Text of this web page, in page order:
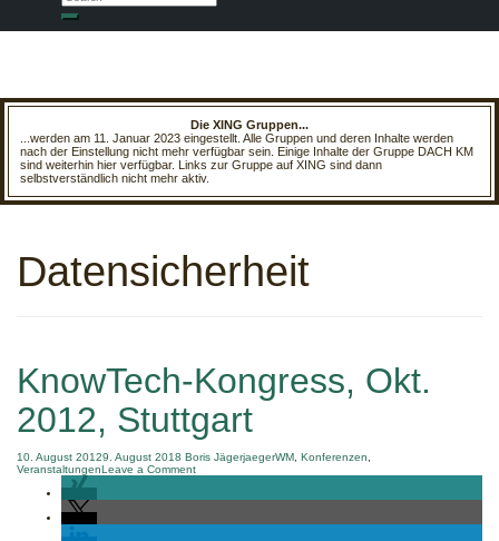
Search
Die XING Gruppen...
...werden am 11. Januar 2023 eingestellt. Alle Gruppen und deren Inhalte werden
nach der Einstellung nicht mehr verfügbar sein. Einige Inhalte der Gruppe DACH KM
sind weiterhin hier verfügbar. Links zur Gruppe auf XING sind dann
selbstverständlich nicht mehr aktiv.
Datensicherheit
KnowTech-Kongress, Okt.
2012, Stuttgart
10. August 20129. August 2018 Boris JägerjaegerWM Konferenzen
VeranstaltungenLeave a Commenton